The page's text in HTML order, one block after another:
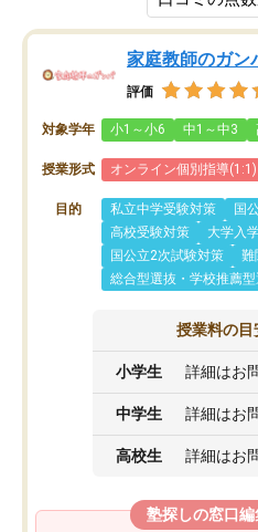
家庭教師のガン
評価
対象学年 小1～小6 中1～中3
授業形式 オンライン個別指導(1:1)
目的 私立中学受験対策
国
高校受験対策
大学入
国公立2次試験対策
難
総合型選抜・学校推薦
授業料の目
小学生 詳細はお
中学生 詳細はお
高校生 詳細はお
塾探しの窓口